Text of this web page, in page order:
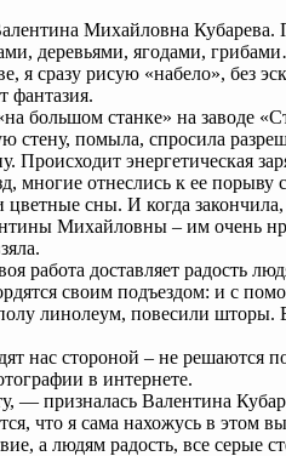
Михайловна
деревьями, ягодами,
сразу рисую «набело», без
фантазия.
большом станке» на заводе
помыла, спросила
энергетическая
многие отнеслись к ее
сны. И когда
Михайловны – им очень
работа доставляет радость
своим подъездом: и с
линолеум, повесили шторы.
нас стороной – не
в интернете.
— призналась Валентина
что я сама нахожусь в этом
а людям радость, все